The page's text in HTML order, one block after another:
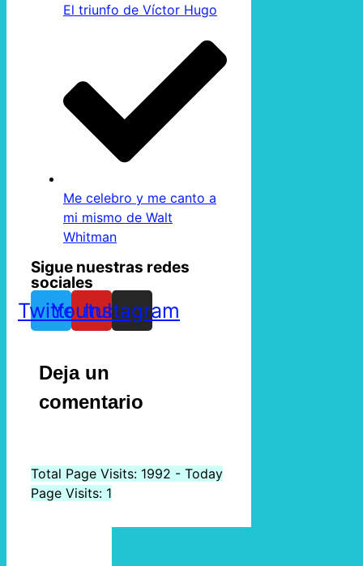
El triunfo de Víctor Hugo
Me celebro y me canto a
mi mismo de Walt
Whitman
Sigue nuestras redes
sociales
TwitterYoutube
Instagram
Deja un
comentario
Total Page Visits: 1992 - Today
Page Visits: 1